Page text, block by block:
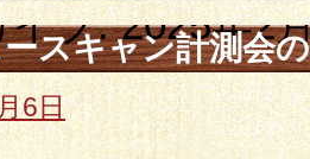
イブ:2025年2
スキャン計測会
6日